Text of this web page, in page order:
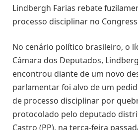
Lindbergh Farias rebate
processo disciplinar no
No cenário político brasileiro, o
Câmara dos Deputados,
encontrou diante de um novo
parlamentar foi alvo de um
de processo disciplinar por
protocolado pelo deputado
Castro (PP), na terça-feira